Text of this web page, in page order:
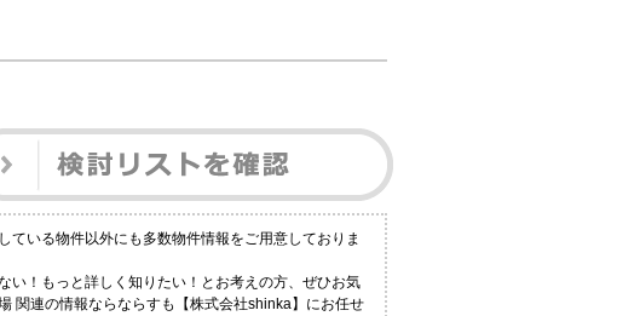
いる物件以外にも多数物件情報をご用意しておりま
い！もっと詳しく知りたい！とお考えの方、ぜひお気
関連の情報ならならすも【株式会社shinka】にお任せ